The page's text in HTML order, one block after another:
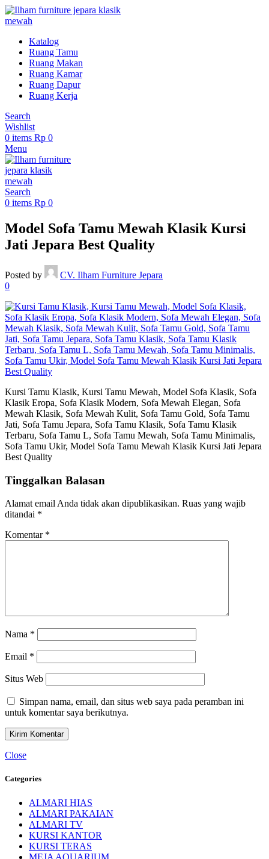
Katalog
Ruang Tamu
Ruang Makan
Ruang Kamar
Ruang Dapur
Ruang Kerja
Search
Wishlist
0 items Rp 0
Menu
Search
0 items Rp 0
Model Sofa Tamu Mewah Klasik Kursi
Jati Jepara Best Quality
Posted by
CV. Ilham Furniture Jepara
0
Kursi Tamu Klasik, Kursi Tamu Mewah, Model Sofa Klasik, Sofa
Klasik Eropa, Sofa Klasik Modern, Sofa Mewah Elegan, Sofa
Mewah Klasik, Sofa Mewah Kulit, Sofa Tamu Gold, Sofa Tamu
Jati, Sofa Tamu Jepara, Sofa Tamu Klasik, Sofa Tamu Klasik
Terbaru, Sofa Tamu L, Sofa Tamu Mewah, Sofa Tamu Minimalis,
Sofa Tamu Ukir, Model Sofa Tamu Mewah Klasik Kursi Jati Jepara
Best Quality
Tinggalkan Balasan
Alamat email Anda tidak akan dipublikasikan. Ruas yang wajib
ditandai *
Komentar *
Nama *
Email *
Situs Web
Simpan nama, email, dan situs web saya pada peramban ini
untuk komentar saya berikutnya.
Close
Categories
ALMARI HIAS
ALMARI PAKAIAN
ALMARI TV
KURSI KANTOR
KURSI TERAS
MEJA AQUARIUM